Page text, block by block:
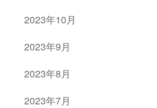
2023年10月
2023年9月
2023年8月
2023年7月